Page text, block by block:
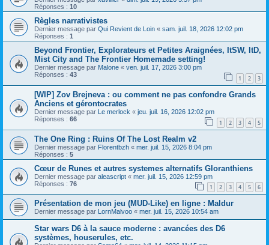
Réponses : 10
Règles narrativistes
Dernier message par Qui Revient de Loin « sam. juil. 18, 2026 12:02 pm
Réponses : 1
Beyond Frontier, Explorateurs et Petites Araignées, ItSW, ItD,
Mist City and The Frontier Homemade setting!
Dernier message par Malone « ven. juil. 17, 2026 3:00 pm
Réponses : 43 1 2 3
[WIP] Zov Brejneva : ou comment ne pas confondre Grands
Anciens et gérontocrates
Dernier message par Le merlock « jeu. juil. 16, 2026 12:02 pm
Réponses : 66 1 2 3 4 5
The One Ring : Ruins Of The Lost Realm v2
Dernier message par Florentbzh « mer. juil. 15, 2026 8:04 pm
Réponses : 5
Cœur de Runes et autres systemes alternatifs Gloranthiens
Dernier message par aleascript « mer. juil. 15, 2026 12:59 pm
Réponses : 76 1 2 3 4 5 6
Présentation de mon jeu (MUD-Like) en ligne : Maldur
Dernier message par LornMalvoo « mer. juil. 15, 2026 10:54 am
Star wars D6 à la sauce moderne : avancées des D6
systèmes, houserules, etc.